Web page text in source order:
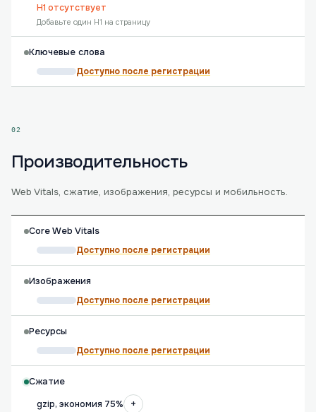
H1 отсутствует
Добавьте один H1 на страницу
Ключевые слова
Доступно после регистрации
02
Производительность
Web Vitals, сжатие, изображения, ресурсы и мобильность.
Core Web Vitals
Доступно после регистрации
Изображения
Доступно после регистрации
Ресурсы
Доступно после регистрации
Сжатие
gzip, экономия 75%
+